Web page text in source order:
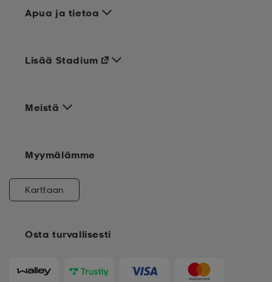
Apua ja tietoa
Meistä
Osta turvallisesti
Lisää Stadium
Myymälämme
Karttaan